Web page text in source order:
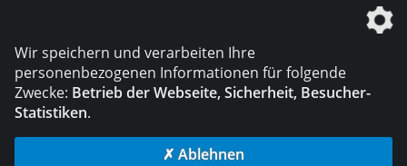
Wir speichern und verarbeiten Ihre
personenbezogenen Informationen für folgende
Zwecke: Betrieb der Webseite, Sicherheit, Besucher-
Statistiken.
✗ Ablehnen